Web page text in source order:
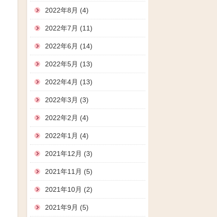
2022年8月 (4)
2022年7月 (11)
2022年6月 (14)
2022年5月 (13)
2022年4月 (13)
2022年3月 (3)
2022年2月 (4)
2022年1月 (4)
2021年12月 (3)
2021年11月 (5)
2021年10月 (2)
2021年9月 (5)